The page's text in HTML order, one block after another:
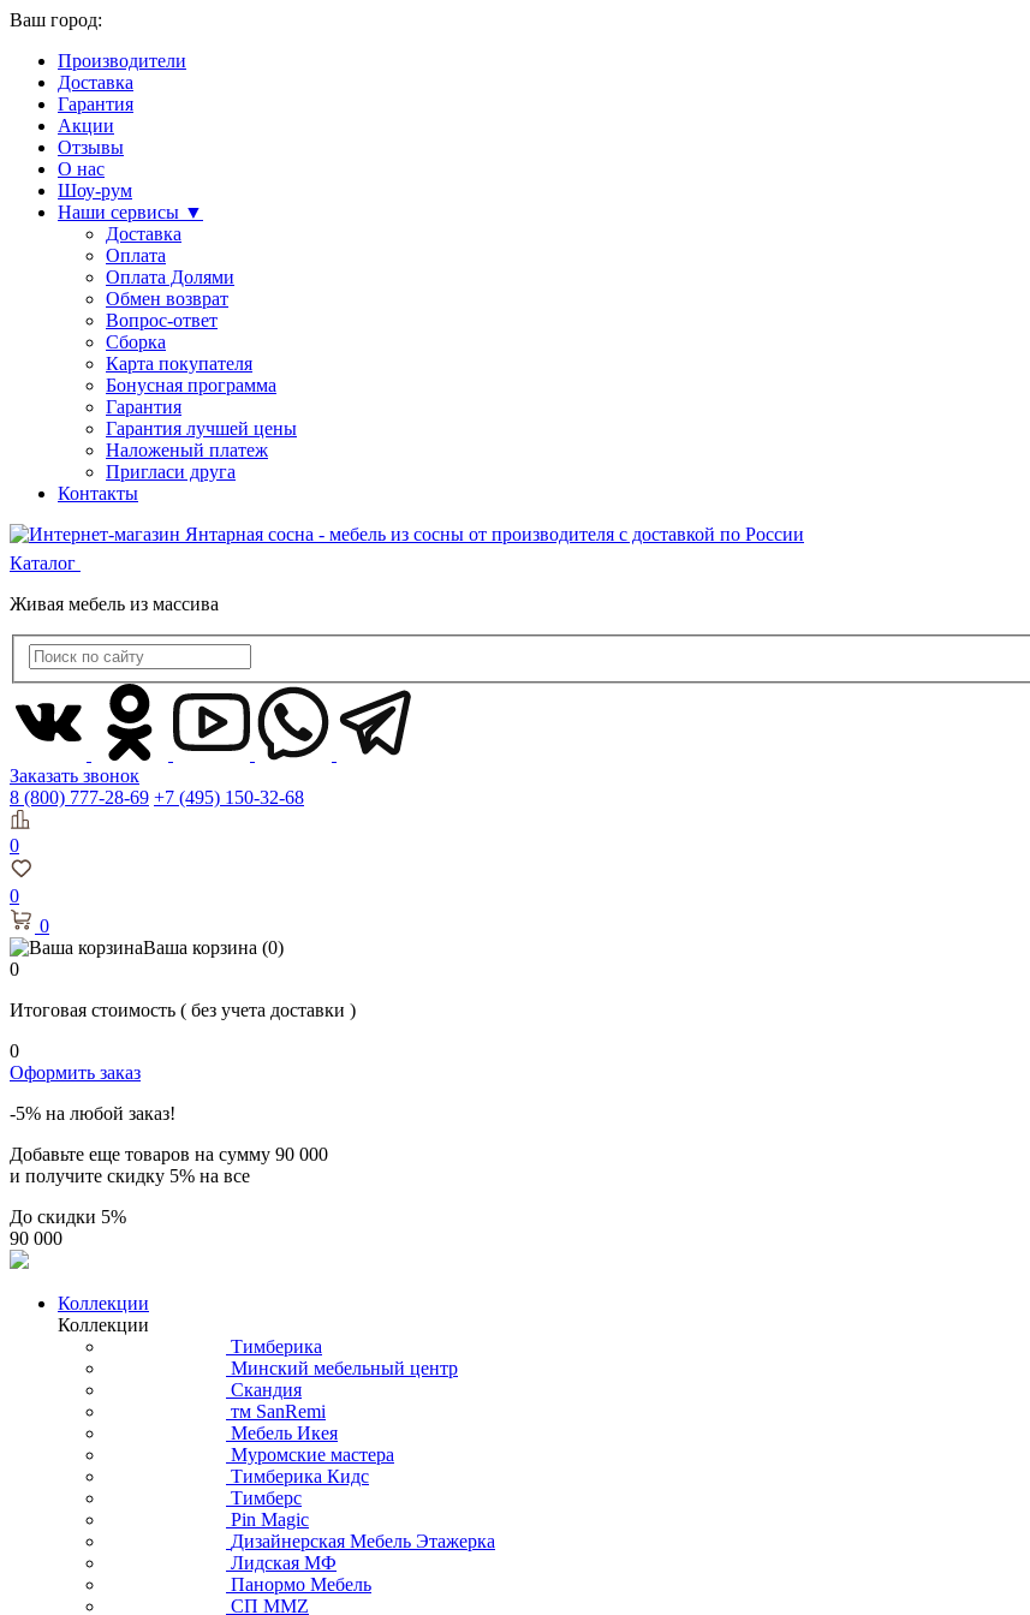
Ваш город:
Производители
Доставка
Гарантия
Акции
Отзывы
О нас
Шоу-рум
Наши сервисы ▼
Доставка
Оплата
Оплата Долями
Обмен возврат
Вопрос-ответ
Сборка
Карта покупателя
Бонусная программа
Гарантия
Гарантия лучшей цены
Наложеный платеж
Пригласи друга
Контакты
Каталог
Живая мебель из массива
Заказать звонок
8 (800) 777-28-69 +7 (495) 150-32-68
0
0
0
Ваша корзина (0)
0
Итоговая стоимость ( без учета доставки )
0
Оформить заказ
-5% на любой заказ!
Добавьте еще товаров на сумму 90 000
и получите скидку 5% на все
До скидки 5%
90 000
Коллекции
Коллекции
Тимберика
Минский мебельный центр
Скандия
тм SanRemi
Мебель Икея
Муромские мастера
Тимберика Кидс
Тимберс
Pin Magic
Дизайнерская Мебель Этажерка
Лидская МФ
Панормо Мебель
СП ММZ